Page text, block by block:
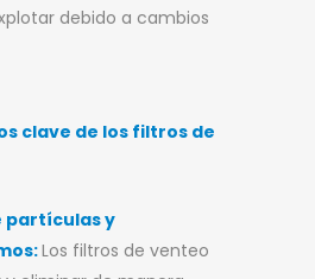
debido a cambios
clave de los filtros de
partículas y
Los filtros de venteo